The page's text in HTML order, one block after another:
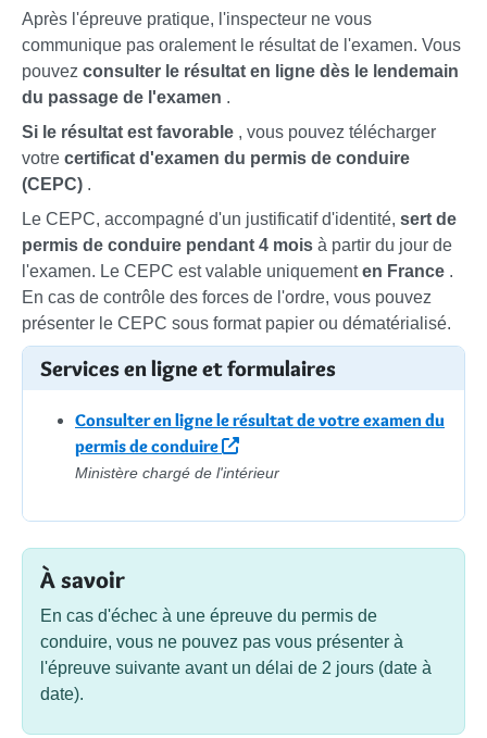
Après l'épreuve pratique, l'inspecteur ne vous
communique pas oralement le résultat de l'examen. Vous
pouvez consulter le résultat en ligne dès le lendemain
du passage de l'examen .
Si le résultat est favorable , vous pouvez télécharger
votre certificat d'examen du permis de conduire
(CEPC) .
Le CEPC, accompagné d'un justificatif d'identité, sert de
permis de conduire pendant 4 mois à partir du jour de
l'examen. Le CEPC est valable uniquement en France .
En cas de contrôle des forces de l'ordre, vous pouvez
présenter le CEPC sous format papier ou dématérialisé.
Services en ligne et formulaires
Consulter en ligne le résultat de votre examen du
permis de conduire
Ministère chargé de l'intérieur
À savoir
En cas d'échec à une épreuve du permis de
conduire, vous ne pouvez pas vous présenter à
l'épreuve suivante avant un délai de 2 jours (date à
date).